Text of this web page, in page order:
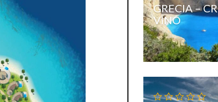
GRECIA –
VINO